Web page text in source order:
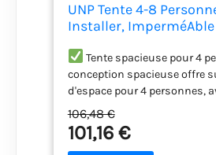
UNP Tente 4-8
Installer, ImperméAble
Camping/RandonnéE
RandonnéE (Vert
240×210×180cm)
Tente spacieuse pour 4
conception spacieuse offre
d'espace pour 4 personnes,
dimensions de 2,4 x 2,1 x 1,8
presque droites et une
1,8 m, créant ainsi un espace
106,48 €
101,16 €